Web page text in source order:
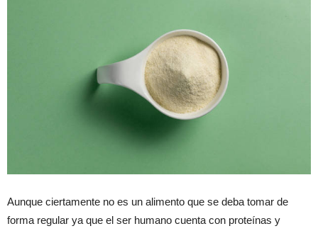
Aunque ciertamente no es un alimento que se deba tomar de
forma regular ya que el ser humano cuenta con proteínas y